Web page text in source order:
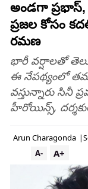
అండగా ప్రభాస్,
ప్రజల కోసం
రమణ
భారీ వర్షాలతో
ఈ నేపథ్యంలో
వస్తున్నారు సినీ
హీరోయిన్స్,
Arun Charagonda |
A+
A-